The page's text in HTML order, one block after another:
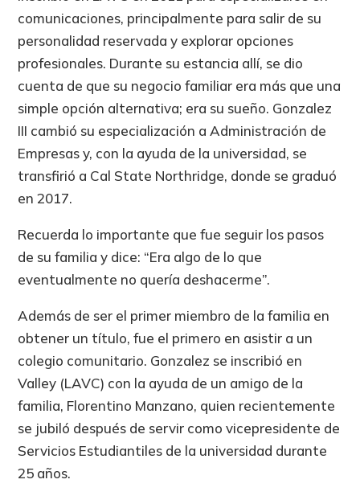
comunicaciones, principalmente para salir de su
personalidad reservada y explorar opciones
profesionales. Durante su estancia allí, se dio
cuenta de que su negocio familiar era más que una
simple opción alternativa; era su sueño. Gonzalez
III cambió su especialización a Administración de
Empresas y, con la ayuda de la universidad, se
transfirió a Cal State Northridge, donde se graduó
en 2017.
Recuerda lo importante que fue seguir los pasos
de su familia y dice: “Era algo de lo que
eventualmente no quería deshacerme”.
Además de ser el primer miembro de la familia en
obtener un título, fue el primero en asistir a un
colegio comunitario. Gonzalez se inscribió en
Valley (LAVC) con la ayuda de un amigo de la
familia, Florentino Manzano, quien recientemente
se jubiló después de servir como vicepresidente de
Servicios Estudiantiles de la universidad durante
25 años.